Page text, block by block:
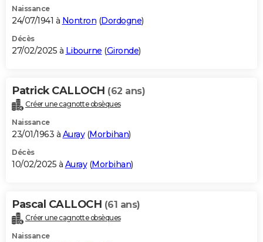
Naissance
24/07/1941 à Nontron (Dordogne)
Décès
27/02/2025 à Libourne (Gironde)
Patrick CALLOCH (62 ans)
Créer une cagnotte obsèques
Naissance
23/01/1963 à Auray(Morbihan)
Décès
10/02/2025 à Auray(Morbihan)
Pascal CALLOCH (61 ans)
Créer une cagnotte obsèques
Naissance